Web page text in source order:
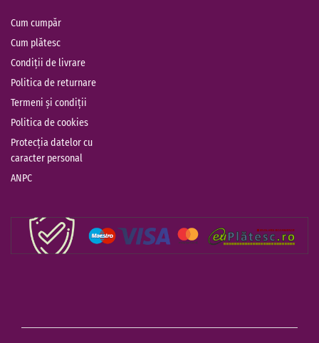
Cum cumpăr
Cum plătesc
Condiții de livrare
Politica de returnare
Termeni și condiții
Politica de cookies
Protecția datelor cu
caracter personal
ANPC